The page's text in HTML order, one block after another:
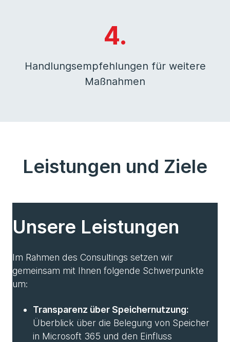
4.
Handlungsempfehlungen für weitere
Maßnahmen
Leistungen und Ziele
Unsere Leistungen
Im Rahmen des Consultings setzen wir
gemeinsam mit Ihnen folgende Schwerpunkte
um:
Transparenz über Speichernutzung:
Überblick über die Belegung von Speicher
in Microsoft 365 und den Einfluss